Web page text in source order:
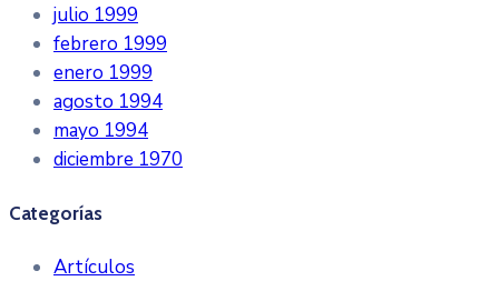
julio 1999
febrero 1999
enero 1999
agosto 1994
mayo 1994
diciembre 1970
Categorías
Artículos